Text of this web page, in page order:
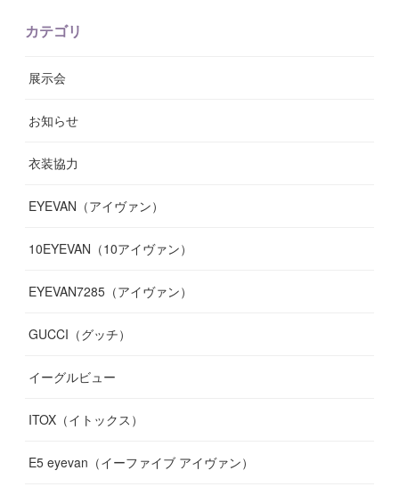
9
(14
(8
(9
(14
(19
(12)
(10)
(12
(10
(17)
(11)
(10)
(9
(7
(7
(10)
(11)
12)
(3
( 7
(13)
(11)
(13)
7)
(12)
(
( 5
(8)
(12)
11)
(13)
(13)
(10 )
(10)
13)
(16)
(14)
(17)
カテゴリ
展示会
お知らせ
衣装協力
EYEVAN（アイヴァン）
10EYEVAN（10アイヴァン）
EYEVAN7285（アイヴァン）
GUCCI（グッチ）
イーグルビュー
ITOX（イトックス）
E5 eyevan（イーファイブ アイヴァン）